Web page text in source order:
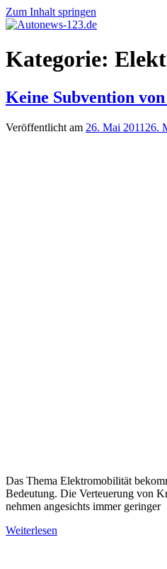
Zum Inhalt springen
123.de
mit
Kategorie:
Keine Subvention
Veröffentlicht am 26. Mai 2011 26.
Das Thema Elektromobilität
Bedeutung. Die Verteuerung von
nehmen angesichts immer geringer
Weiterlesen